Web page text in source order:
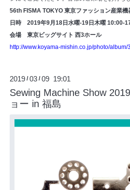
56th FISMA TOKYO 東京ファッション産業機
日時 2019年9月18日水曜-19日木曜 10:00-
会場 東京ビッグサイト 西3ホール
http://www.koyama-mishin.co.jp/photo/album/
2019 /03 /09 19:01
Sewing Machine Show
ョー in 福島